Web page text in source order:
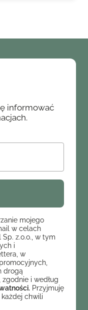
informować
mojego
w celach
z.o.o., w tym
i
w
drogą
i według
Przyjmuję
chwili